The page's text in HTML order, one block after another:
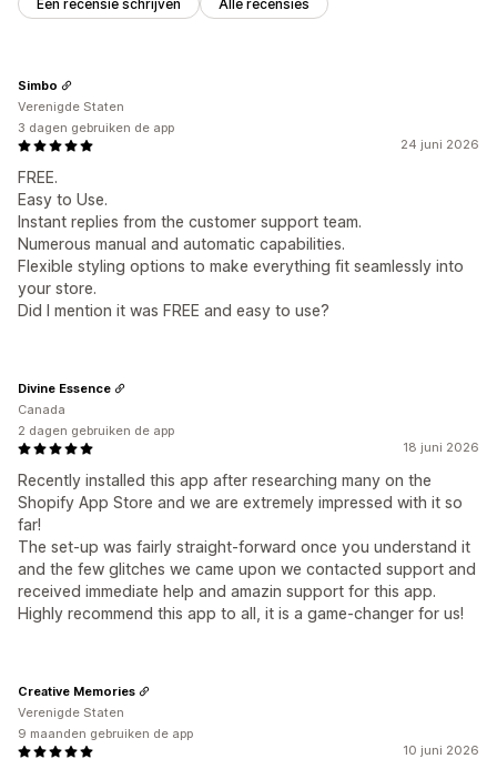
Een recensie schrijven Alle recensies
24 juni 2026
FREE.
Easy to Use.
Instant replies from the customer support team.
Numerous manual and automatic capabilities.
Flexible styling options to make everything fit seamlessly into
your store.
Did I mention it was FREE and easy to use?
Simbo
Verenigde Staten
3 dagen gebruiken de app
18 juni 2026
Recently installed this app after researching many on the
Shopify App Store and we are extremely impressed with it so
far!
The set-up was fairly straight-forward once you understand it
and the few glitches we came upon we contacted support and
received immediate help and amazin support for this app.
Highly recommend this app to all, it is a game-changer for us!
Divine Essence
Canada
2 dagen gebruiken de app
10 juni 2026
Creative Memories
Verenigde Staten
9 maanden gebruiken de app